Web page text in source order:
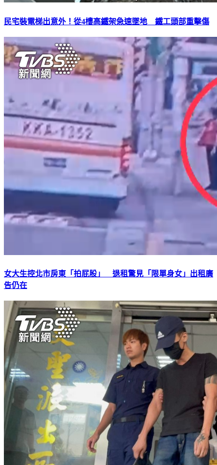
民宅裝電梯出意外！從4樓高鐵架急速墜地 鐵工頭部重擊傷
女大生控北市房東「拍屁股」 退租驚見「限單身女」出租廣
告仍在